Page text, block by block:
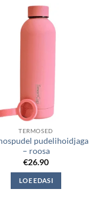
TERMOSED
pudelihoidjaga
– roosa
€26.90
LOE EDASI